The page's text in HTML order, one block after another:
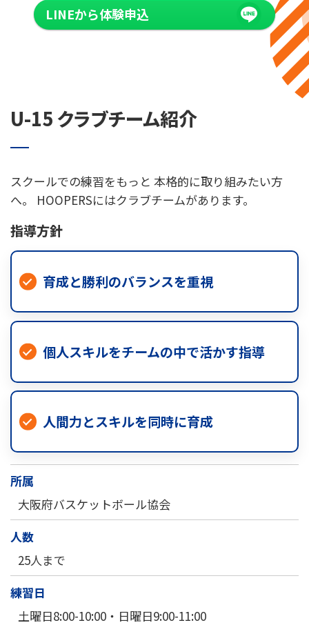
LINEから体験申込
U-15 クラブチーム紹介
スクールでの練習をもっと 本格的に取り組みたい方
へ。 HOOPERSにはクラブチームがあります。
指導方針
育成と勝利のバランスを重視
個人スキルをチームの中で活かす指導
人間力とスキルを同時に育成
所属
大阪府バスケットボール協会
人数
25人まで
練習日
土曜日8:00-10:00・日曜日9:00-11:00